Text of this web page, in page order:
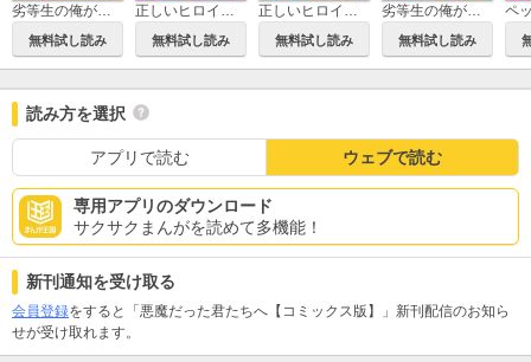
無料試し読み 無料試し読み 無料試し読み 無料試し読み
読み方を選択
アプリで読む ウェブで読む
専用アプリのダウンロード
サクサクまんがを読めて多機能！
新刊通知を受け取る
会員登録をすると「悪魔だった君たちへ【コミックス版】」新刊配信のお知ら
せが受け取れます。